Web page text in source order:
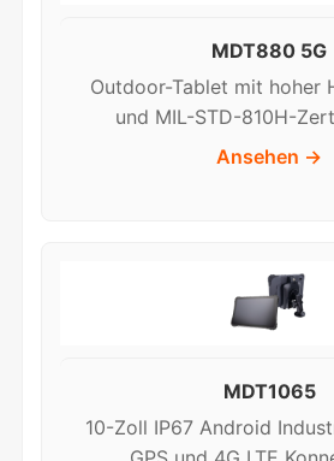
MDT880 5G
Outdoor-Tablet mit hoher
und MIL-STD-810H-
Ansehen →
MDT1065
10-Zoll IP67 Android